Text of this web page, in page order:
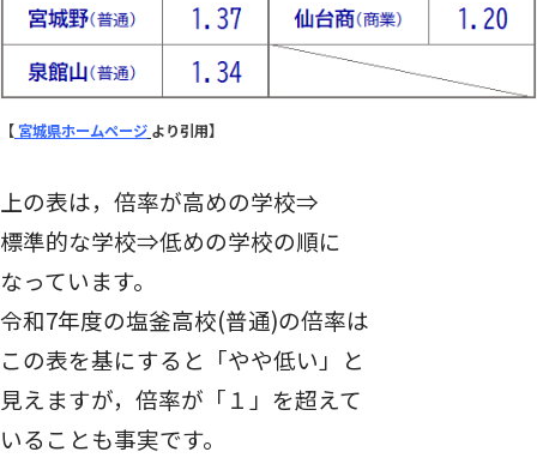
【宮城県ホームページ より引用】
上の表は，倍率が高めの学校⇒
標準的な学校⇒低めの学校の順に
なっています。
令和7年度の塩釜高校(普通)の倍率は
この表を基にすると「やや低い」と
見えますが，倍率が「１」を超えて
いることも事実です。